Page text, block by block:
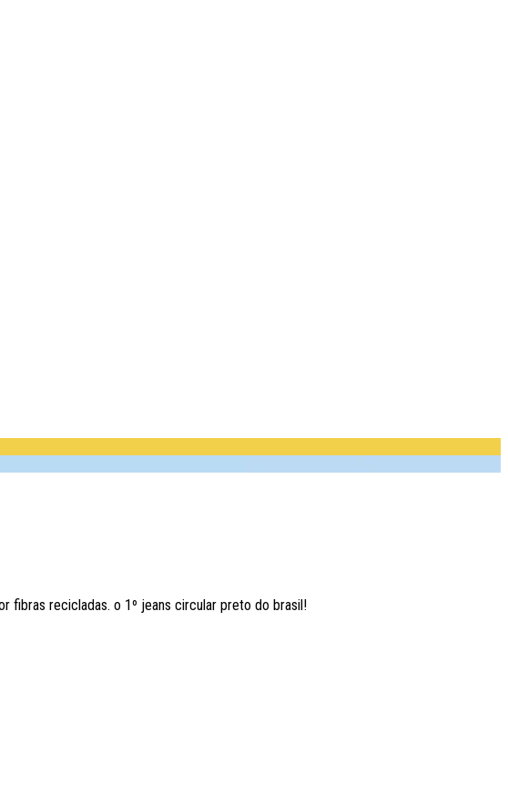
fibras recicladas. o 1º jeans circular preto do brasil!